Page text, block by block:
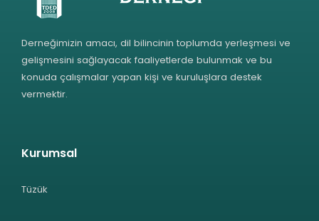
Derneğimizin amacı, dil bilincinin toplumda yerleşmesi ve
gelişmesini sağlayacak faaliyetlerde bulunmak ve bu
konuda çalışmalar yapan kişi ve kuruluşlara destek
vermektir.
Kurumsal
Tüzük